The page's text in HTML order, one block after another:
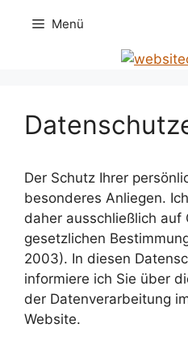
Inhalt
Menü
Der Schutz Ihrer
besonderes Anliegen.
daher ausschließlich auf
gesetzlichen
2003). In diesen
informiere ich Sie über
der Datenverarbeitung
Website.